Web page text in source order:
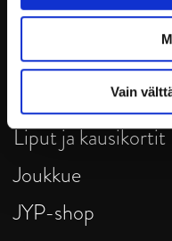
Vain
Ottelut
Liput ja kausikortit
Joukkue
JYP-shop